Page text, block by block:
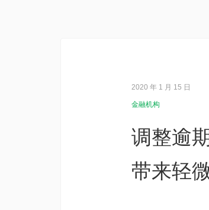
2020 年 1 月 15 日
金融机构
调整逾
带来轻